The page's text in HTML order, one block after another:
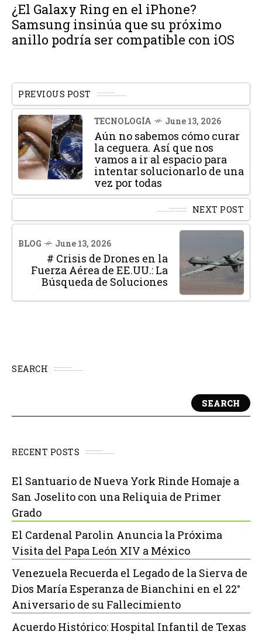
¿El Galaxy Ring en el iPhone?
Samsung insinúa que su próximo
anillo podría ser compatible con iOS
PREVIOUS POST
TECNOLOGÍA June 13, 2026
Aún no sabemos cómo curar
la ceguera. Así que nos
vamos a ir al espacio para
intentar solucionarlo de una
vez por todas
NEXT POST
BLOG June 13, 2026
# Crisis de Drones en la
Fuerza Aérea de EE.UU.: La
Búsqueda de Soluciones
SEARCH
SEARCH
RECENT POSTS
El Santuario de Nueva York Rinde Homaje a
San Joselito con una Reliquia de Primer
Grado
El Cardenal Parolin Anuncia la Próxima
Visita del Papa León XIV a México
Venezuela Recuerda el Legado de la Sierva de
Dios María Esperanza de Bianchini en el 22°
Aniversario de su Fallecimiento
Acuerdo Histórico: Hospital Infantil de Texas